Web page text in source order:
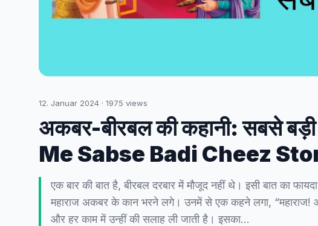
12. Januar 2024 · 1975 views
अकबर-बीरबल की कहानी: सबसे
Me Sabse Badi Cheez
एक बार की बात है, बीरबल दरबार में मौजूद नहीं थे। इसी बात का
महाराज अकबर के कान भरने लगे। उनमें से एक कहने लगा, “महाराज!
और हर काम में उन्हीं की सलाह ली जाती है। इसका…